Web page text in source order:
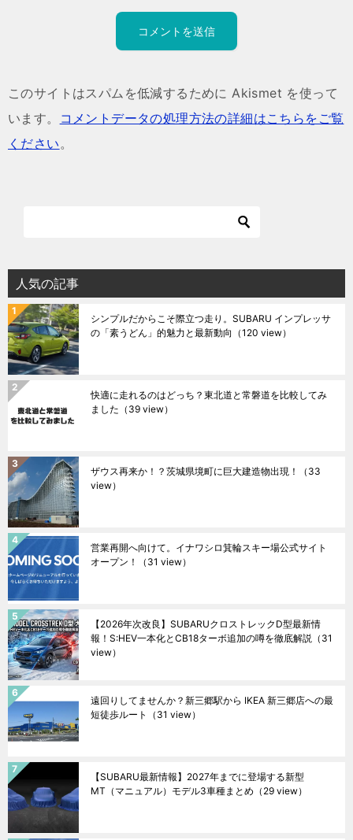
このサイトはスパムを低減するために Akismet を使って
います。
コメントデータの処理方法の詳細はこちらをご覧
ください。
人気の記事
シンプルだからこそ際立つ走り。SUBARU インプレッサ
の「素うどん」的魅力と最新動向 （120 view）
快適に走れるのはどっち？東北道と常磐道を比較してみ
ました （39 view）
ザウス再来か！？茨城県境町に巨大建造物出現！
（33
view）
営業再開へ向けて。イナワシロ箕輪スキー場公式サイト
オープン！
（31 view）
【2026年次改良】SUBARUクロストレックD型最新情
報！S:HEV一本化とCB18ターボ追加の噂を徹底解説 （31
view）
遠回りしてませんか？新三郷駅から IKEA 新三郷店への最
短徒歩ルート
（31 view）
【SUBARU最新情報】2027年までに登場する新型
MT（マニュアル）モデル3車種まとめ （29 view）